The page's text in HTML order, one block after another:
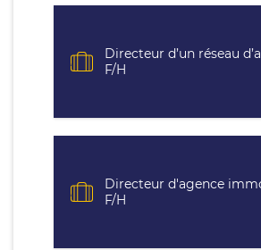
Directeur d’un réseau
F/H
Directeur d'agence
F/H